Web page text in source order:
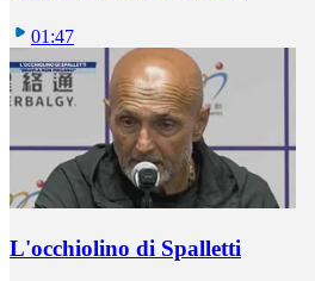
01:47
L'occhiolino di Spalletti